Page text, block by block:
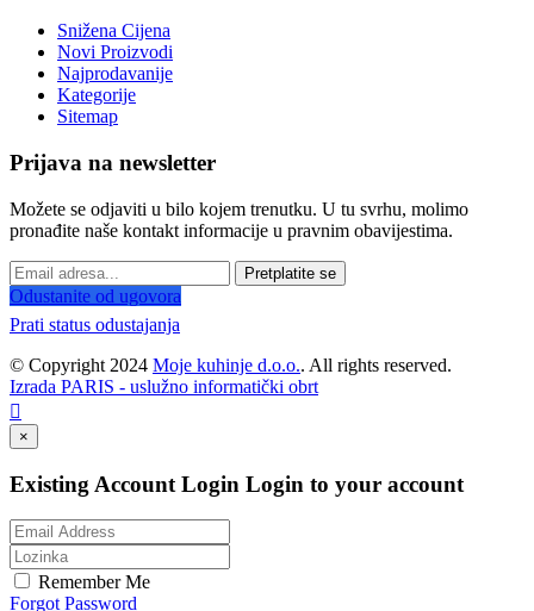
Snižena Cijena
Novi Proizvodi
Najprodavanije
Kategorije
Sitemap
Prijava na newsletter
Možete se odjaviti u bilo kojem trenutku. U tu svrhu, molimo
pronađite naše kontakt informacije u pravnim obavijestima.
Pretplatite se
Odustanite od ugovora
Prati status odustajanja
© Copyright 2024 Moje kuhinje d.o.o.. All rights reserved.
Izrada PARIS - uslužno informatički obrt

×
Existing Account Login Login to your account
Remember Me
Forgot Password